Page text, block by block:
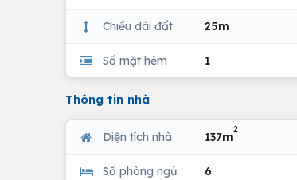
Chiều dài đất 25m
Số mặt hẻm 1
Thông tin nhà
Diện tích nhà 137m
2
Số phòng ngủ 6